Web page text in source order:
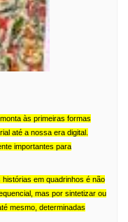
às primeiras formas
até a nossa era digital.
importantes para
histórias em quadrinhos é não
mas por sintetizar ou
mesmo, determinadas